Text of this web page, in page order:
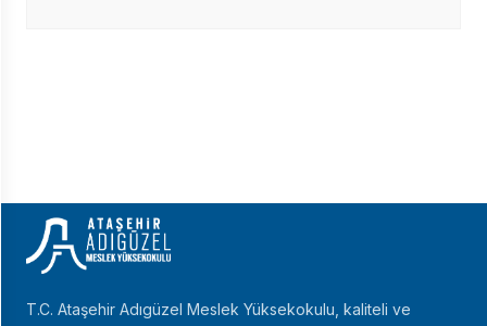
T.C. Ataşehir Adıgüzel Meslek Yüksekokulu, kaliteli ve